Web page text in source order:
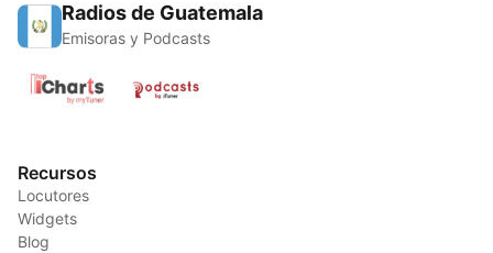
Radios de Guatemala
Emisoras y Podcasts
Recursos
Locutores
Widgets
Blog